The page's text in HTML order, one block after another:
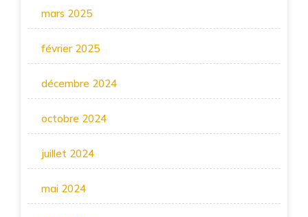
mars 2025
février 2025
décembre 2024
octobre 2024
juillet 2024
mai 2024